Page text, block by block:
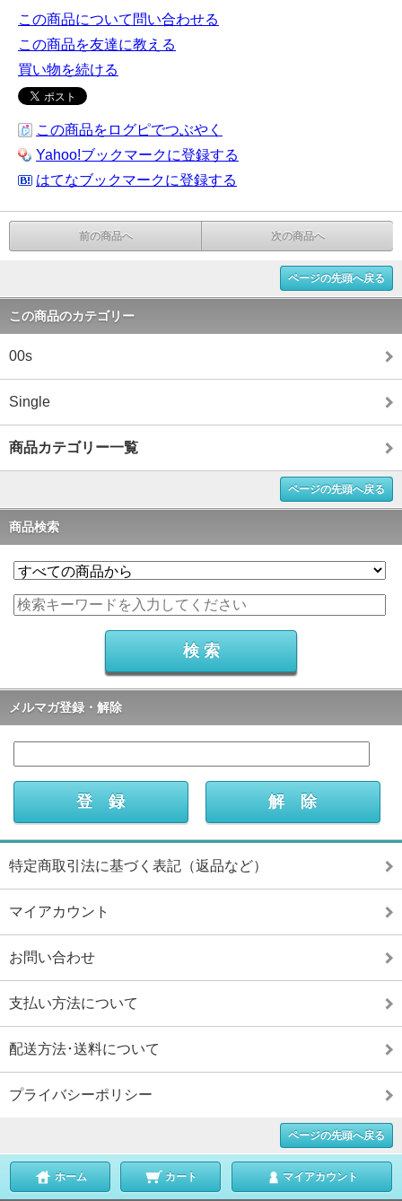
この商品について問い合わせる
この商品を友達に教える
買い物を続ける
この商品をログピでつぶやく
Yahoo!ブックマークに登録する
はてなブックマークに登録する
前の商品へ 次の商品へ
ページの先頭へ戻る
この商品のカテゴリー
00s
Single
商品カテゴリー一覧
ページの先頭へ戻る
商品検索
メルマガ登録・解除
特定商取引法に基づく表記（返品など）
マイアカウント
お問い合わせ
支払い方法について
配送方法･送料について
プライバシーポリシー
ページの先頭へ戻る
ホーム カート マイアカウント